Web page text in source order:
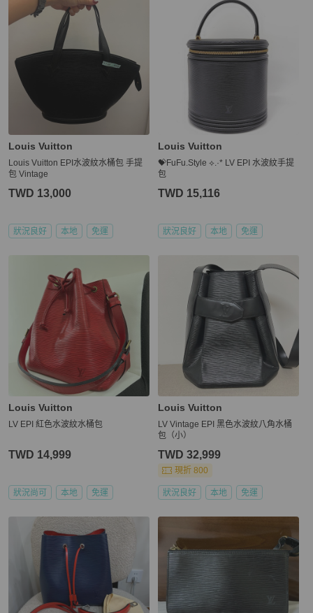
Louis Vuitton
Louis Vuitton EPI水波紋水桶包 手提
包 Vintage
TWD 13,000
狀況良好 本地 免運
Louis Vuitton
💝FuFu.Style ⟡.·* LV EPI 水波紋手提
包
TWD 15,116
狀況良好 本地 免運
Louis Vuitton
LV EPI 紅色水波紋水桶包
TWD 14,999
狀況尚可 本地 免運
Louis Vuitton
LV Vintage EPI 黑色水波紋八角水桶
包（小）
TWD 32,999
現折 800
狀況良好 本地 免運